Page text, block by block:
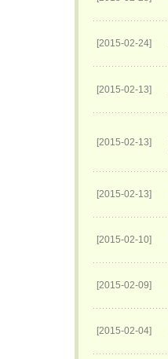
[2015-02-24]
[2015-02-13]
[2015-02-13]
[2015-02-13]
[2015-02-10]
[2015-02-09]
[2015-02-04]